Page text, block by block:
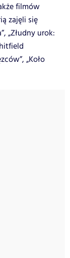
filmów
zajęli się
„Złudny urok:
„Koło